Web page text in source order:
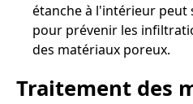
étanche à l'intérieur peut
pour prévenir les
des matériaux poreux.
Traitement des